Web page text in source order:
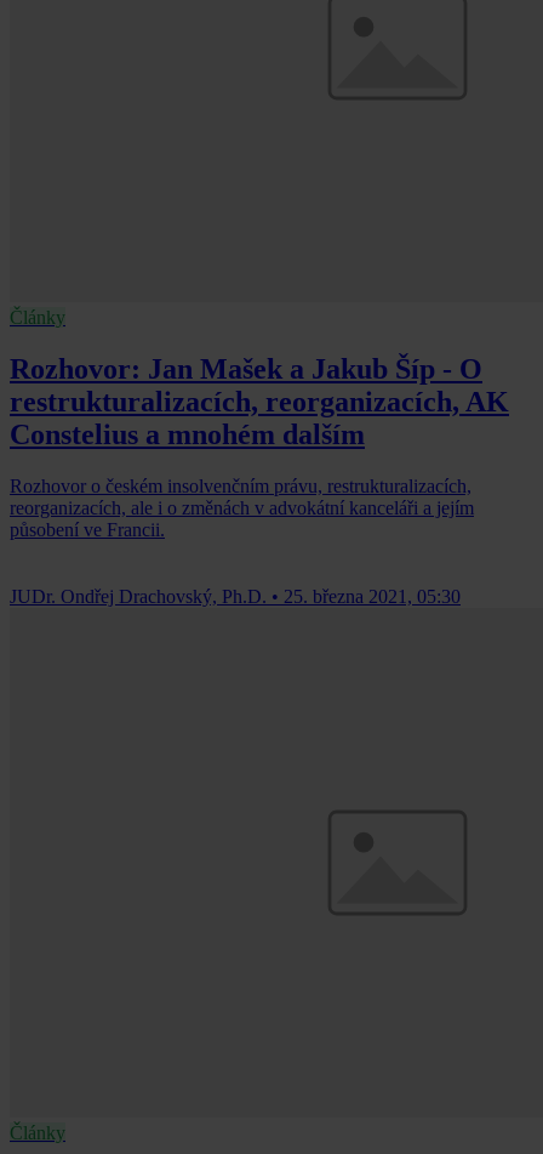
Články
Rozhovor: Jan Mašek a Jakub Šíp - O
restrukturalizacích, reorganizacích, AK
Constelius a mnohém dalším
Rozhovor o českém insolvenčním právu, restrukturalizacích,
reorganizacích, ale i o změnách v advokátní kanceláři a jejím
působení ve Francii.
JUDr. Ondřej Drachovský, Ph.D. • 25. března 2021, 05:30
Články